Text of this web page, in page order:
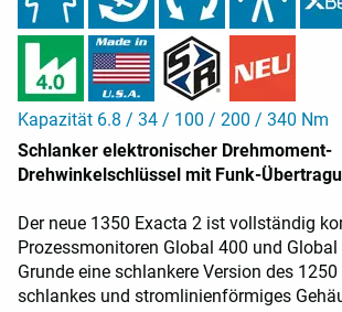
Kapazität 6.8 / 34 / 100 / 200 / 340 Nm
Schlanker elektronischer Drehmoment-
Drehwinkelschlüssel mit Funk-
Der neue 1350 Exacta 2 ist vollständig
Prozessmonitoren Global 400 und
Grunde eine schlankere Version des
schlankes und stromlinienförmiges